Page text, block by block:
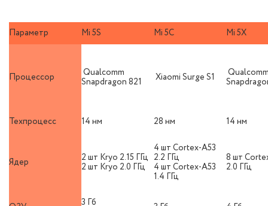
Параметр Mi 5S Mi 5C Mi 5X
Процессор
Qualcomm
Snapdragon 821
Xiaomi Surge S1
Техпроцесс 14 нм 28 нм 14 нм
Ядер
2 шт Kryo 2.15 ГГц
2 шт Kryo 2.0 ГГц
4 шт Cortex-A53
2.2 ГГц
4 шт Cortex-A53
1.4 ГГц
8 шт
2.0 ГГц
3 Гб